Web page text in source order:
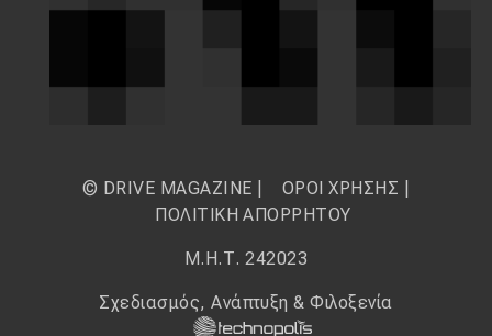
© DRIVE MAGAZINE | ΟΡΟΙ ΧΡΗΣΗΣ
ΠΟΛΙΤΙΚΗ ΑΠΟΡΡΗΤΟΥ
Μ.Η.Τ. 242023
Σχεδιασμός, Ανάπτυξη & Φιλοξενία